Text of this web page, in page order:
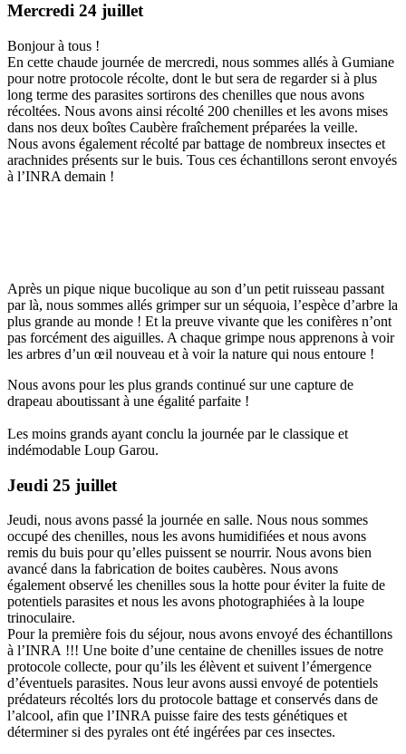
Mercredi 24 juillet
Bonjour à tous !
En cette chaude journée de mercredi, nous sommes allés à Gumiane
pour notre protocole récolte, dont le but sera de regarder si à plus
long terme des parasites sortirons des chenilles que nous avons
récoltées. Nous avons ainsi récolté 200 chenilles et les avons mises
dans nos deux boîtes Caubère fraîchement préparées la veille.
Nous avons également récolté par battage de nombreux insectes et
arachnides présents sur le buis. Tous ces échantillons seront envoyés
à l’INRA demain !
Après un pique nique bucolique au son d’un petit ruisseau passant
par là, nous sommes allés grimper sur un séquoia, l’espèce d’arbre la
plus grande au monde ! Et la preuve vivante que les conifères n’ont
pas forcément des aiguilles. A chaque grimpe nous apprenons à voir
les arbres d’un œil nouveau et à voir la nature qui nous entoure !
Nous avons pour les plus grands continué sur une capture de
drapeau aboutissant à une égalité parfaite !
Les moins grands ayant conclu la journée par le classique et
indémodable Loup Garou.
Jeudi 25 juillet
Jeudi, nous avons passé la journée en salle. Nous nous sommes
occupé des chenilles, nous les avons humidifiées et nous avons
remis du buis pour qu’elles puissent se nourrir. Nous avons bien
avancé dans la fabrication de boites caubères. Nous avons
également observé les chenilles sous la hotte pour éviter la fuite de
potentiels parasites et nous les avons photographiées à la loupe
trinoculaire.
Pour la première fois du séjour, nous avons envoyé des échantillons
à l’INRA !!! Une boite d’une centaine de chenilles issues de notre
protocole collecte, pour qu’ils les élèvent et suivent l’émergence
d’éventuels parasites. Nous leur avons aussi envoyé de potentiels
prédateurs récoltés lors du protocole battage et conservés dans de
l’alcool, afin que l’INRA puisse faire des tests génétiques et
déterminer si des pyrales ont été ingérées par ces insectes.